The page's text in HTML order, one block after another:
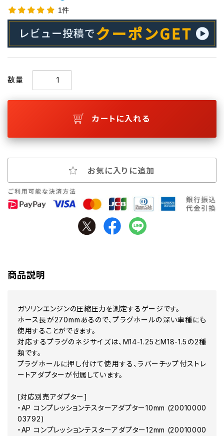
1件
数量
カートに入れる
お気に入りに追加
商品説明
ガソリンエンジンの圧縮圧力を測定するゲージです。
ホース長が270mmあるので、プラグホールの深い車種にも
使用することができます。
対応するプラグのネジサイズは、M14-1.25とM18-1.5の2種
類です。
プラグホールに押し付けて使用する、ラバーチップ付ストレ
ートアダプターが付属しています。
[対応別売アダプター]
・AP コンプレッションテスターアダプター10mm (20010000
03792)
・AP コンプレッションテスターアダプター12mm (20010000